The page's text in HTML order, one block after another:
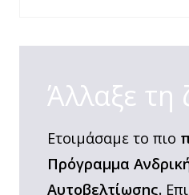
Άλλαξε τη
Ετοιμάσαμε το πιο
Πρόγραμμα
Αυτοβελτίωσης.